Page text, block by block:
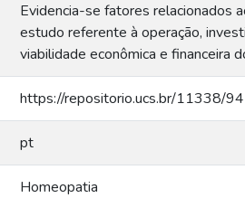
Evidencia-se fatores relacionados
estudo referente à operação,
viabilidade econômica e financeira
https://repositorio.ucs.br/11338/
pt
Homeopatia